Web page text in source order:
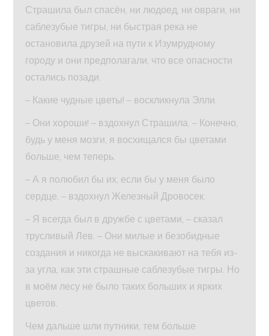
Страшила был спасён, ни людоед, ни овраги, ни
саблезубые тигры, ни быстрая река не
остановила друзей на пути к Изумрудному
городу и они предполагали, что все опасности
остались позади.
– Какие чудные цветы! – воскликнула Элли.
– Они хороши! – вздохнул Страшила. – Конечно,
будь у меня мозги, я восхищался бы цветами
больше, чем теперь.
– А я полюбил бы их, если бы у меня было
сердце, – вздохнул Железный Дровосек.
– Я всегда был в дружбе с цветами, – сказал
трусливый Лев. – Они милые и безобидные
создания и никогда не выскакивают на тебя из-
за угла, как эти страшные саблезубые тигры. Но
в моём лесу не было таких больших и ярких
цветов.
Чем дальше шли путники, тем больше